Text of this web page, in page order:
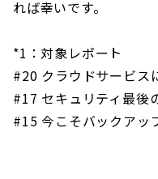
れば幸いです。
*1：対象レポート
#20 クラウドサービス
#17 セキュリティ最後
#15 今こそバックアッ